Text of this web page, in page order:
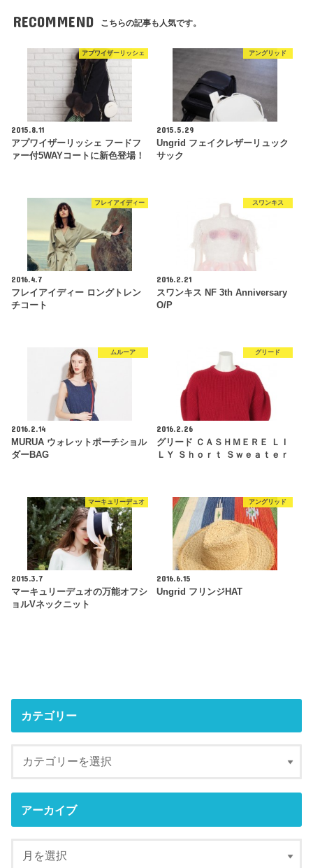
RECOMMEND こちらの記事も人気です。
アプワイザーリッシェ
2015.8.11
アプワイザーリッシェ フードフ
ァー付5WAYコートに新色登場！
アングリッド
2015.5.29
Ungrid フェイクレザーリュック
サック
フレイアイディー
2016.4.7
フレイアイディー ロングトレン
チコート
スワンキス
2016.2.21
スワンキス NF 3th Anniversary
O/P
ムルーア
2016.2.14
MURUA ウォレットポーチショル
ダーBAG
グリード
2016.2.26
グリード ＣＡＳＨＭＥＲＥ ＬＩ
ＬＹ Ｓｈｏｒｔ Ｓｗｅａｔｅｒ
マーキュリーデュオ
2015.3.7
マーキュリーデュオの万能オフシ
ョルVネックニット
アングリッド
2016.6.15
Ungrid フリンジHAT
カテゴリー
アーカイブ